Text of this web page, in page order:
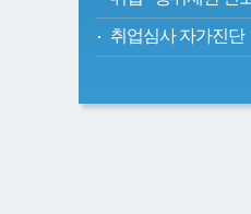
취업심사 자가진단